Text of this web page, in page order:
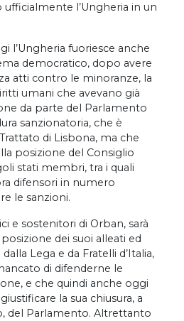
l’Ungheria in un
l’Ungheria fuoriesce anche
democratico, dopo avere
atti contro le minoranze, la
umani che avevano già
da parte del Parlamento
sanzionatoria, che è
di Lisbona, ma che
posizione del Consiglio
stati membri, tra i quali
difensori in numero
le sanzioni.
e sostenitori di Orban, sarà
dei suoi alleati ed
Lega e da Fratelli d’Italia,
di difenderne le
e che quindi anche oggi
la sua chiusura, a
del Parlamento. Altrettanto